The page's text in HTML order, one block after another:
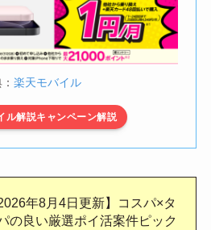
楽天モバイル
ル解説キャンペーン解説
2026年8月4日更新】コスパ×タ
の良い厳選ポイ活案件ピック